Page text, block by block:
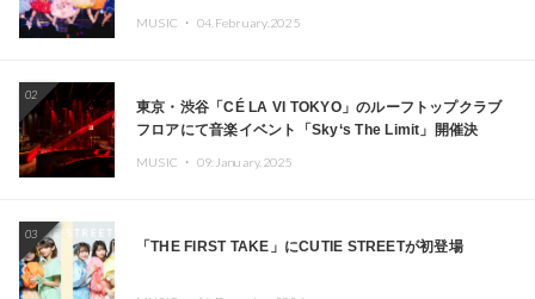
MUSIC ・ 04.February.2025
02
東京・渋谷「CÉ LA VI TOKYO」のルーフトップクラブ
フロアにて音楽イベント「Sky‘s The Limit」開催決
MUSIC ・ 09.January.2025
03
「THE FIRST TAKE」にCUTIE STREETが初登場